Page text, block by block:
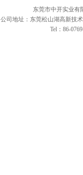
东莞市中开实业
公司地址：东莞松山湖高新技
Tel：86-0769-